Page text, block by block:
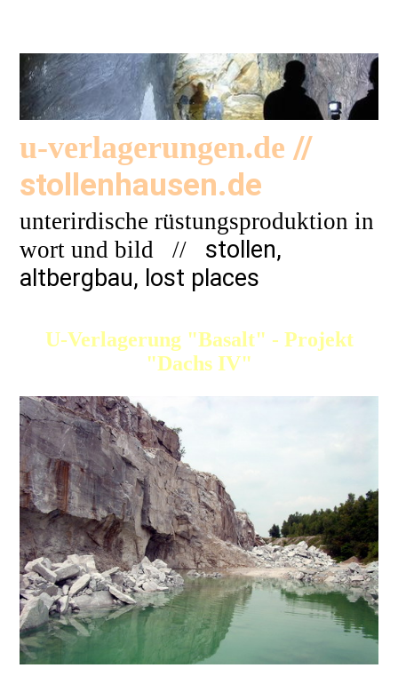
u-verlagerungen.de //
stollenhausen.de
unterirdische rüstungsproduktion in
wort und bild // stollen,
altbergbau, lost places
U-Verlagerung "Basalt" - Projekt
"Dachs IV"